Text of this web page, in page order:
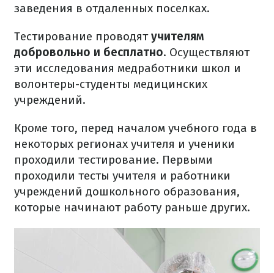
заведения в отдаленных поселках.
Тестирование проводятучителям
добровольно и бесплатно. Осуществляют
эти исследования медработники школ и
волонтеры-студенты медицинских
учреждений.
Кроме того, перед началом учебного года в
некоторых регионах учителя и ученики
проходили тестирование. Первыми
проходили тесты учителя и работники
учреждений дошкольного образования,
которые начинают работу раньше других.